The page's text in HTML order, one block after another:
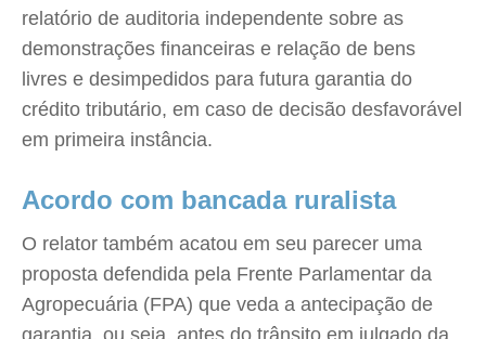
relatório de auditoria independente sobre as
demonstrações financeiras e relação de bens
livres e desimpedidos para futura garantia do
crédito tributário, em caso de decisão desfavorável
em primeira instância.
Acordo com bancada ruralista
O relator também acatou em seu parecer uma
proposta defendida pela Frente Parlamentar da
Agropecuária (FPA) que veda a antecipação de
garantia, ou seja, antes do trânsito em julgado da